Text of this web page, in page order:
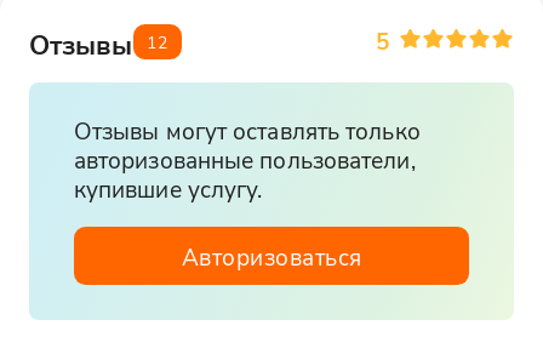
Отзывы 12 5
Отзывы могут оставлять только
авторизованные пользователи,
купившие услугу.
Авторизоваться